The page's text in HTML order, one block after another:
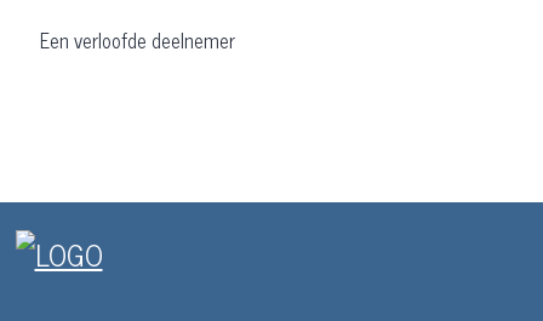
Een verloofde deelnemer